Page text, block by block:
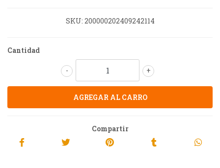
SKU: 200000202409242114
Cantidad
+
-
Compartir